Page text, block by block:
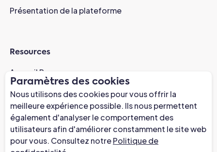
Présentation de la plateforme
Resources
Accueil Resources
Études de cas
Webinaire de préparation à l'AI
Actualités
Centre de confiance
Paramètres des cookies
Nous utilisons des cookies pour vous offrir la
meilleure expérience possible. Ils nous permettent
également d'analyser le comportement des
utilisateurs afin d'améliorer constamment le site web
pour vous. Consultez notrePolitique de